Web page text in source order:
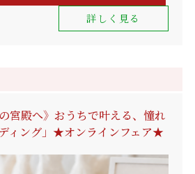
詳しく見る
宮殿へ》おうちで叶える、憧れ
ィング」★オンラインフェア★